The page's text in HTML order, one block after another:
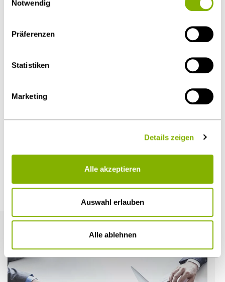
auszuschließen ist. Sie können Ihre Einwilligung jederzeit
über dieCookie-Einstellungen
widerrufen oder ändern.
Notwendig
Präferenzen
Statistiken
Marketing
Details zeigen
Alle akzeptieren
Auswahl erlauben
Alle ablehnen
Weitere Artikel